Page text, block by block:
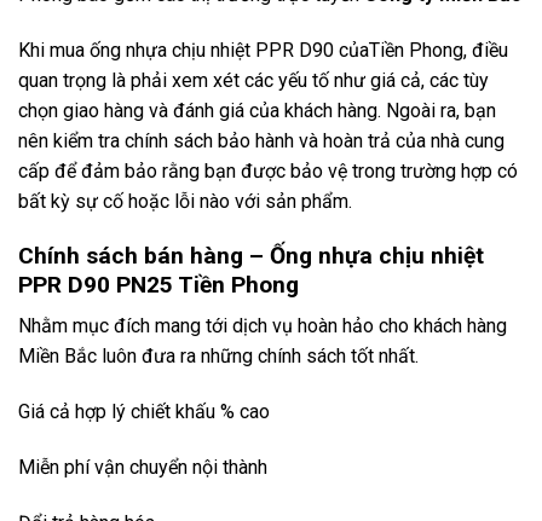
Khi mua ống nhựa chịu nhiệt PPR D90 củaTiền Phong, điều
quan trọng là phải xem xét các yếu tố như giá cả, các tùy
chọn giao hàng và đánh giá của khách hàng. Ngoài ra, bạn
nên kiểm tra chính sách bảo hành và hoàn trả của nhà cung
cấp để đảm bảo rằng bạn được bảo vệ trong trường hợp có
bất kỳ sự cố hoặc lỗi nào với sản phẩm.
Chính sách bán hàng – Ống nhựa chịu nhiệt
PPR D90 PN25 Tiền Phong
Nhằm mục đích mang tới dịch vụ hoàn hảo cho khách hàng
Miền Bắc luôn đưa ra những chính sách tốt nhất.
Giá cả hợp lý chiết khấu % cao
Miễn phí vận chuyển nội thành